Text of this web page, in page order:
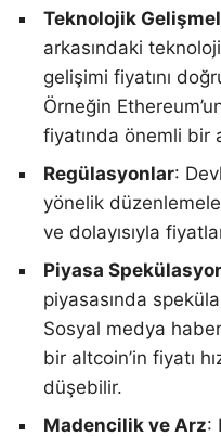
Teknolojik
arkasındaki
gelişimi fiyatını
Örneğin
fiyatında önemli bir
Regülasyonlar:
yönelik
ve dolayısıyla
Piyasa
piyasasında
Sosyal medya
bir altcoin’in fiyatı
düşebilir.
Madencilik ve Arz: